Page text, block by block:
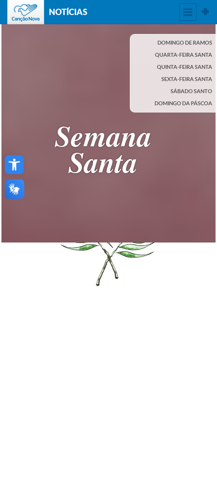
Open toolbar
NOTÍCIAS
DOMINGO DE RAMOS
QUARTA-FEIRA SANTA
QUINTA-FEIRA SANTA
SEXTA-FEIRA SANTA
SÁBADO SANTO
DOMINGO DA PÁSCOA
Semana
Santa